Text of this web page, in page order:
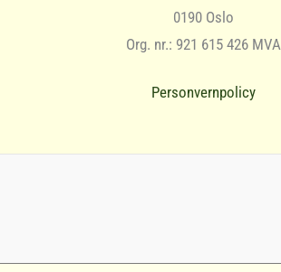
0190 Oslo
Org. nr.: 921 615 426 MVA
Personvernpolicy